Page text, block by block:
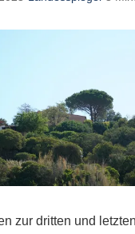
zur dritten und